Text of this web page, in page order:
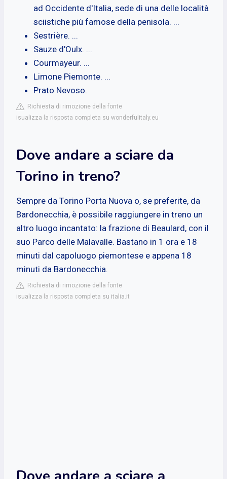
ad Occidente d'Italia, sede di una delle località
sciistiche più famose della penisola. ...
Sestrière. ...
Sauze d'Oulx. ...
Courmayeur. ...
Limone Piemonte. ...
Prato Nevoso.
Richiesta di rimozione della fonte
isualizza la risposta completa su wonderfulitaly.eu
Dove andare a sciare da
Torino in treno?
Sempre da Torino Porta Nuova o, se preferite, da
Bardonecchia, è possibile raggiungere in treno un
altro luogo incantato: la frazione di Beaulard, con il
suo Parco delle Malavalle. Bastano in 1 ora e 18
minuti dal capoluogo piemontese e appena 18
minuti da Bardonecchia.
Richiesta di rimozione della fonte
isualizza la risposta completa su italia.it